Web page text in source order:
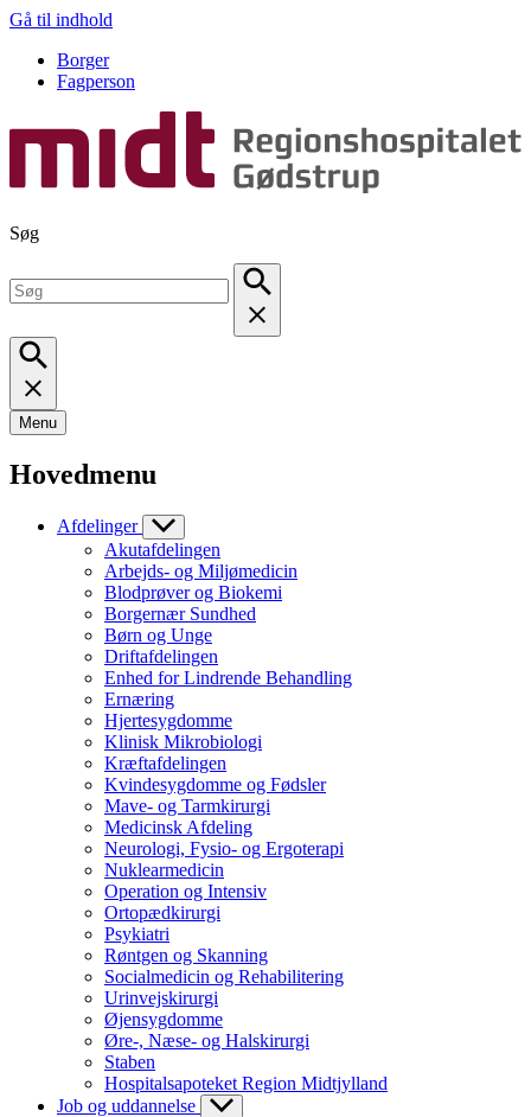
Gå til indhold
Borger
Fagperson
Søg
Menu
Hovedmenu
Afdelinger
Akutafdelingen
Arbejds- og Miljømedicin
Blodprøver og Biokemi
Borgernær Sundhed
Børn og Unge
Driftafdelingen
Enhed for Lindrende Behandling
Ernæring
Hjertesygdomme
Klinisk Mikrobiologi
Kræftafdelingen
Kvindesygdomme og Fødsler
Mave- og Tarmkirurgi
Medicinsk Afdeling
Neurologi, Fysio- og Ergoterapi
Nuklearmedicin
Operation og Intensiv
Ortopædkirurgi
Psykiatri
Røntgen og Skanning
Socialmedicin og Rehabilitering
Urinvejskirurgi
Øjensygdomme
Øre-, Næse- og Halskirurgi
Staben
Hospitalsapoteket Region Midtjylland
Job og uddannelse